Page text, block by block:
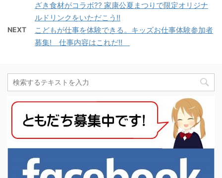
ざき食材がコラボ?? 家康公夏まつりで限定オリジナ
ルドリンクをいただこう!!
NEXT
こどもが仕事を体験できる。キッズお仕事体験参加者
募集! 仕事内容はこれだ!!